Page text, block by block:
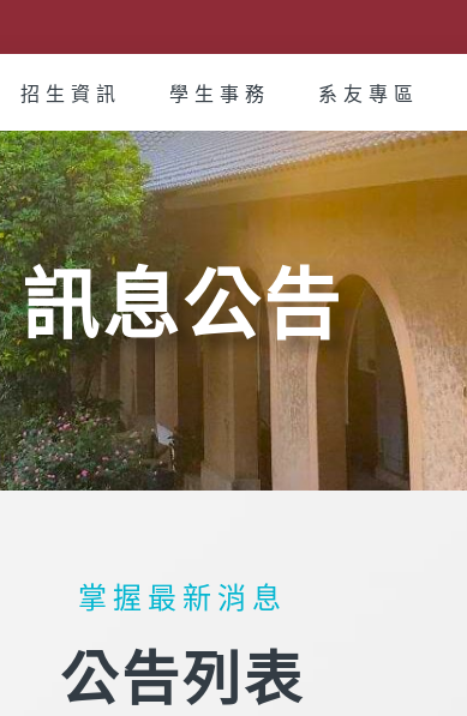
招生資訊 學生事務 系友專區
訊息公告
掌握最新消息
公告列表